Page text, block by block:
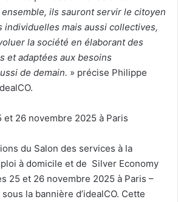
ils sauront servir le citoyen
individuelles mais aussi collectives,
la société en élaborant des
et adaptées aux besoins
de demain. » précise Philippe
et 26 novembre 2025 à Paris
du Salon des services à la
à domicile et de Silver Economy
25 et 26 novembre 2025 à Paris –
la bannière d’idealCO. Cette